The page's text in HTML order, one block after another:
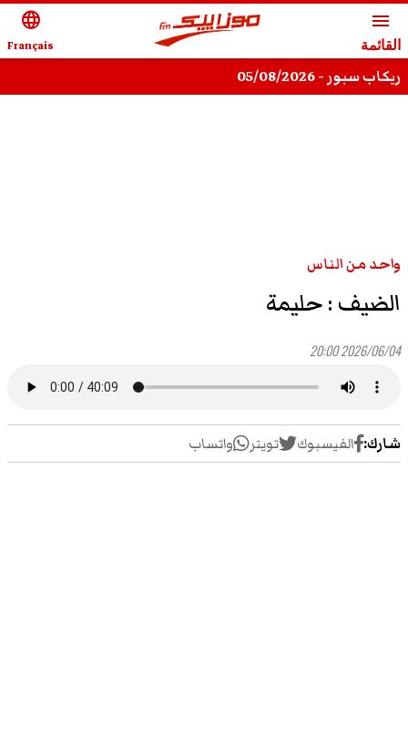
menu
القائمة
language
Français
ريكاب سبور - 05/08/2026
واحد من الناس
الضيف : حليمة
2026/06/04 20:00
شارك: الفيسبوك تويتر واتساب